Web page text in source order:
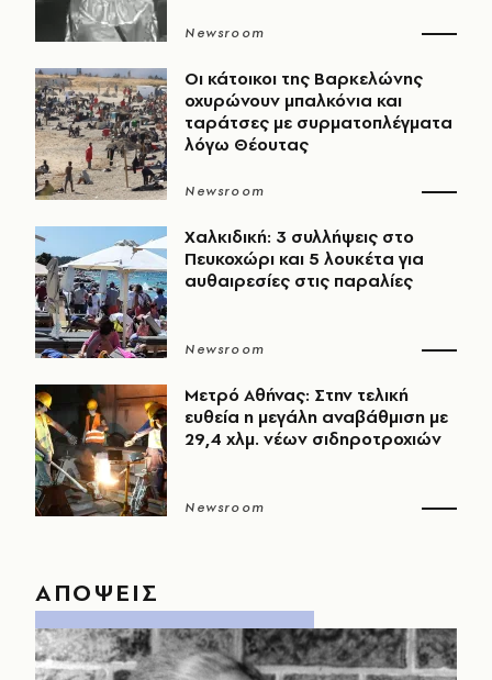
Newsroom
Οι κάτοικοι της Βαρκελώνης
οχυρώνουν μπαλκόνια και
ταράτσες με συρματοπλέγματα
λόγω Θέουτας
Newsroom
Χαλκιδική: 3 συλλήψεις στο
Πευκοχώρι και 5 λουκέτα για
αυθαιρεσίες στις παραλίες
Newsroom
Μετρό Αθήνας: Στην τελική
ευθεία η μεγάλη αναβάθμιση με
29,4 χλμ. νέων σιδηροτροχιών
Newsroom
ΑΠΟΨΕΙΣ